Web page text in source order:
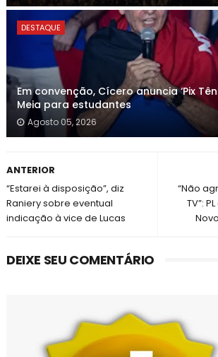
DESTAQUE
Em convenção, Cícero anuncia ‘Pix
Meia para estudantes
Agosto 05, 2026
“Não
TV”:
ANTERIOR
“Estarei à disposição”, diz
Raniery sobre eventual
indicação à vice de Lucas
DEIXE SEU COMENTÁRIO